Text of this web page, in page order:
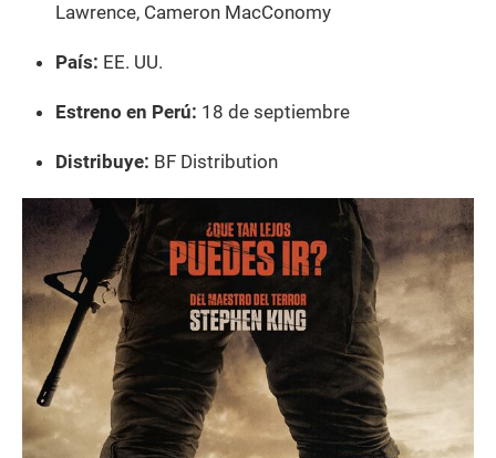
Lawrence, Cameron MacConomy
País: EE. UU.
Estreno en Perú: 18 de septiembre
Distribuye: BF Distribution